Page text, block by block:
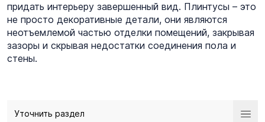
придать интерьеру завершенный вид. Плинтусы – это
не просто декоративные детали, они являются
неотъемлемой частью отделки помещений, закрывая
зазоры и скрывая недостатки соединения пола и
стены.
Уточнить раздел